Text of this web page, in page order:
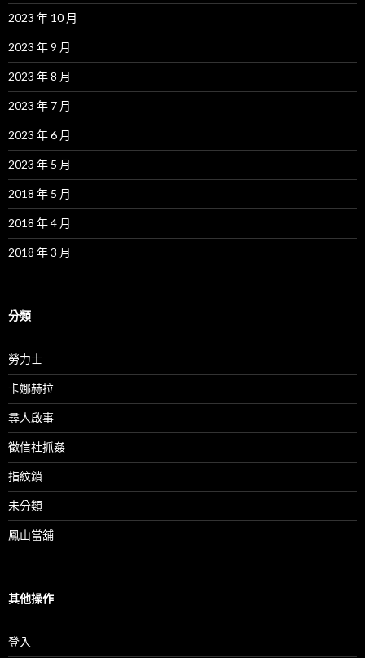
2023 年 10 月
2023 年 9 月
2023 年 8 月
2023 年 7 月
2023 年 6 月
2023 年 5 月
2018 年 5 月
2018 年 4 月
2018 年 3 月
分類
勞力士
卡娜赫拉
尋人啟事
徵信社抓姦
指紋鎖
未分類
鳳山當舖
其他操作
登入